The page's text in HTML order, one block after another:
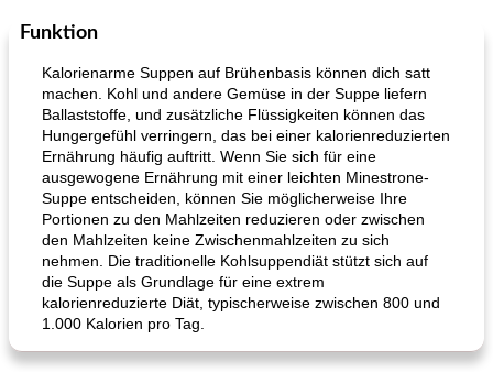
Funktion
Kalorienarme Suppen auf Brühenbasis können dich satt
machen. Kohl und andere Gemüse in der Suppe liefern
Ballaststoffe, und zusätzliche Flüssigkeiten können das
Hungergefühl verringern, das bei einer kalorienreduzierten
Ernährung häufig auftritt. Wenn Sie sich für eine
ausgewogene Ernährung mit einer leichten Minestrone-
Suppe entscheiden, können Sie möglicherweise Ihre
Portionen zu den Mahlzeiten reduzieren oder zwischen
den Mahlzeiten keine Zwischenmahlzeiten zu sich
nehmen. Die traditionelle Kohlsuppendiät stützt sich auf
die Suppe als Grundlage für eine extrem
kalorienreduzierte Diät, typischerweise zwischen 800 und
1.000 Kalorien pro Tag.